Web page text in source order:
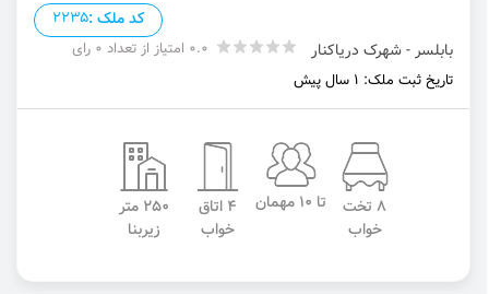
کد ملک :2235
بابلسر - شهرک دریاکنار
0.0 امتیاز از تعداد 0 رای
تاریخ ثبت ملک: 1 سال پیش
8 تخت
خواب
تا 10 مهمان
4 اتاق
خواب
250 متر
زیربنا